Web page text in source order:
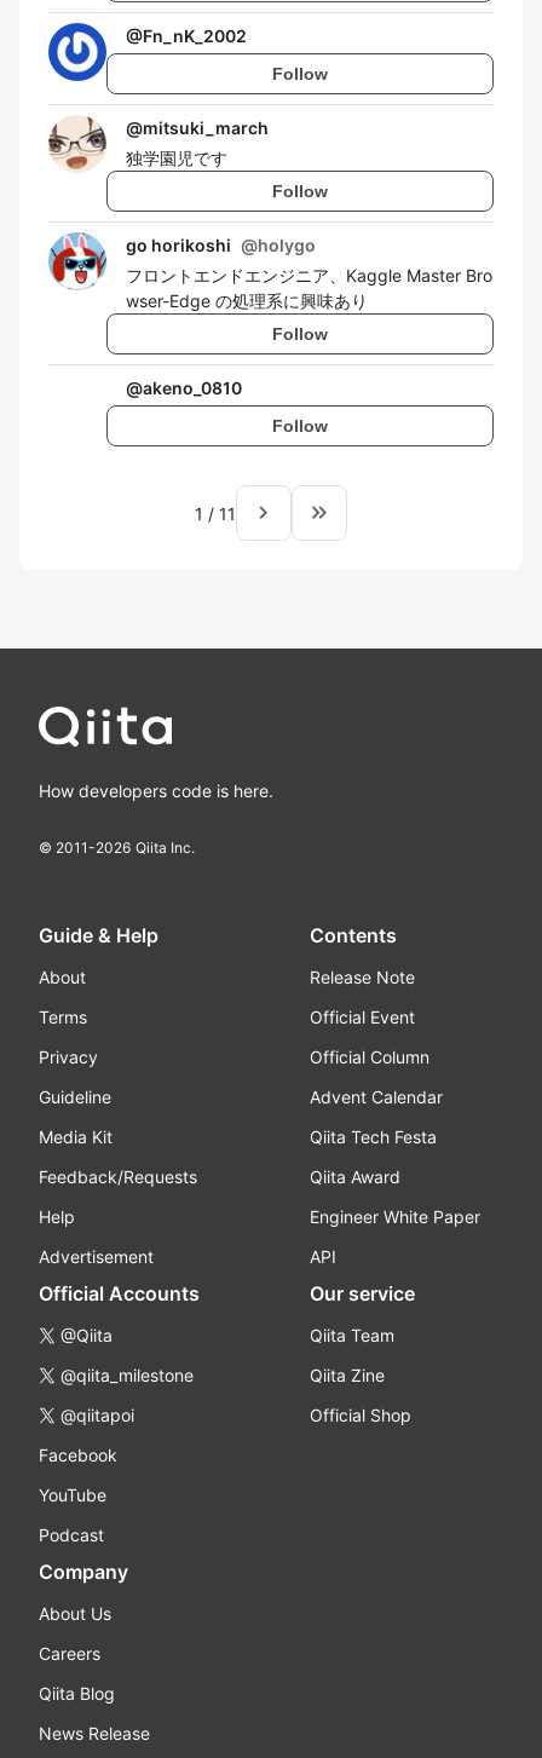
@Fn_nK_2002
Follow
@mitsuki_march
独学園児です
Follow
go horikoshi @holygo
フロントエンドエンジニア、Kaggle Master Bro
wser-Edge の処理系に興味あり
Follow
@akeno_0810
Follow
1 / 11 navigate_next keyboard_double_arrow_right
How developers code is here.
© 2011-2026 Qiita Inc.
Guide & Help
About
Terms
Privacy
Guideline
Media Kit
Feedback/Requests
Help
Advertisement
Contents
Release Note
Official Event
Official Column
Advent Calendar
Qiita Tech Festa
Qiita Award
Engineer White Paper
API
Official Accounts
@Qiita
@qiita_milestone
@qiitapoi
Facebook
YouTube
Podcast
Our service
Qiita Team
Qiita Zine
Official Shop
Company
About Us
Careers
Qiita Blog
News Release